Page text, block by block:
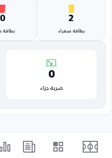
2
بطاقة صفراء
0
بطاقة
0
ضربة جزاء